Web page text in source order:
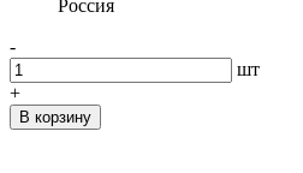
Россия
-
шт
+
В корзину